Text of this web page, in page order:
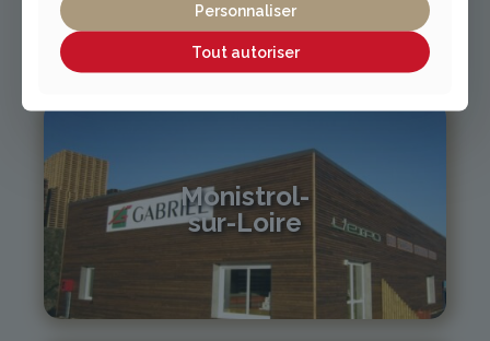
04 70 97 56 39
cusset@gabriel-sa.fr
Monistrol-
sur-Loire
monistrol@gabriel-sa.fr
Personnaliser
Tout autoriser